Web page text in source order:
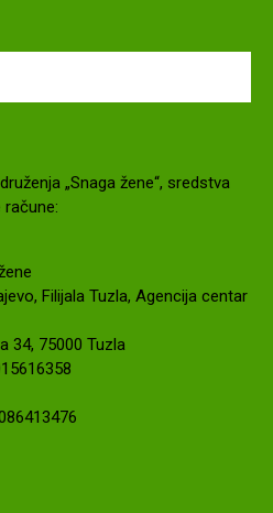
„Snaga žene“, sredstva
Filijala Tuzla, Agencija centar
34, 75000 Tuzla